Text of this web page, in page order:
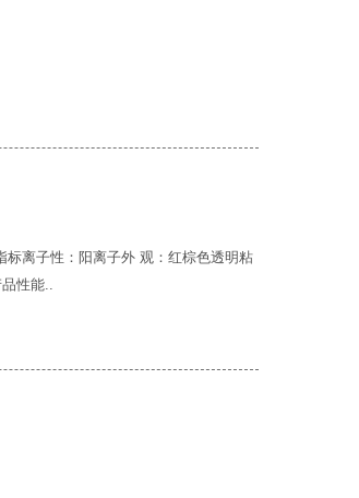
离子性：阳离子外 观：红棕色透明粘
性能..